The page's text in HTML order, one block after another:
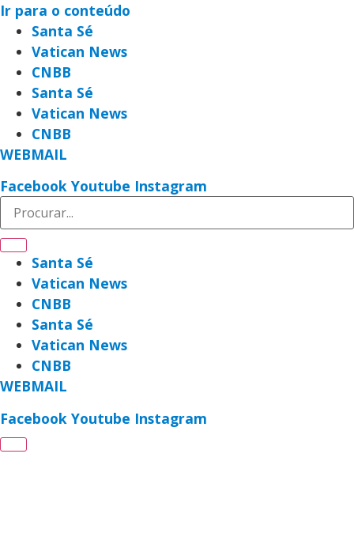
Ir para o conteúdo
Santa Sé
Vatican News
CNBB
Santa Sé
Vatican News
CNBB
WEBMAIL
Facebook Youtube Instagram
Santa Sé
Vatican News
CNBB
Santa Sé
Vatican News
CNBB
WEBMAIL
Facebook Youtube Instagram